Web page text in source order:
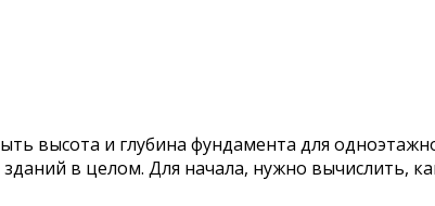
высота и глубина фундамента для
в целом. Для начала, нужно вычислить,